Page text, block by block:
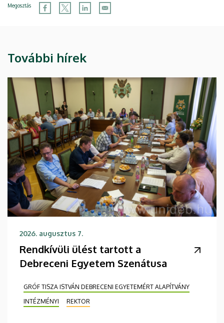
Megosztás
További hírek
2026. augusztus 7.
Rendkívüli ülést tartott a
Debreceni Egyetem Szenátusa
GRÓF TISZA ISTVÁN DEBRECENI EGYETEMÉRT ALAPÍTVÁNY
INTÉZMÉNYI
REKTOR